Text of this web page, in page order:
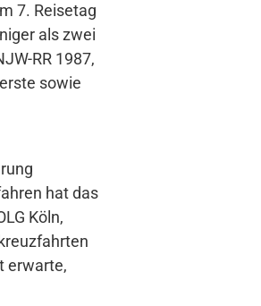
7. Reisetag
als zwei
RR 1987,
sowie
hat das
Köln,
erwarte,